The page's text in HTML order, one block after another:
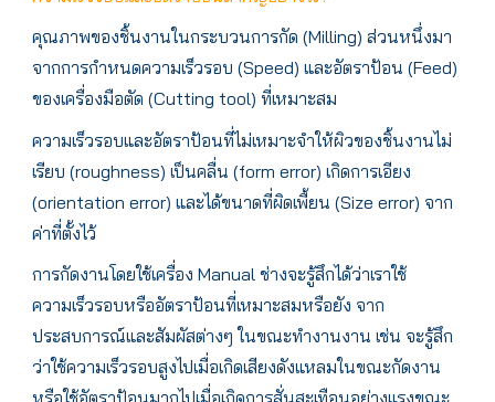
คุณภาพของชิ้นงานในกระบวนการกัด (Milling) ส่วนหนึ่งมา
จากการกำหนดความเร็วรอบ (Speed) และอัตราป้อน (Feed)
ของเครื่องมือตัด (Cutting tool) ที่เหมาะสม
ความเร็วรอบและอัตราป้อนที่ไม่เหมาะจำให้ผิวของชิ้นงานไม่
เรียบ (roughness) เป็นคลื่น (form error) เกิดการเอียง
(orientation error) และได้ขนาดที่ผิดเพื้ยน (Size error) จาก
ค่าที่ตั้งไว้
การกัดงานโดยใช้เครื่อง Manual ช่างจะรู้สึกได้ว่าเราใช้
ความเร็วรอบหรืออัตราป้อนที่เหมาะสมหรือยัง จาก
ประสบการณ์และสัมผัสต่างๆ ในขณะทำงานงาน เช่น จะรู้สึก
ว่าใช้ความเร็วรอบสูงไปเมื่อเกิดเสียงดังแหลมในขณะกัดงาน
หรือใช้อัตราป้อนมากไปเมื่อเกิดการสั่นสะเทือนอย่างแรงขณะ